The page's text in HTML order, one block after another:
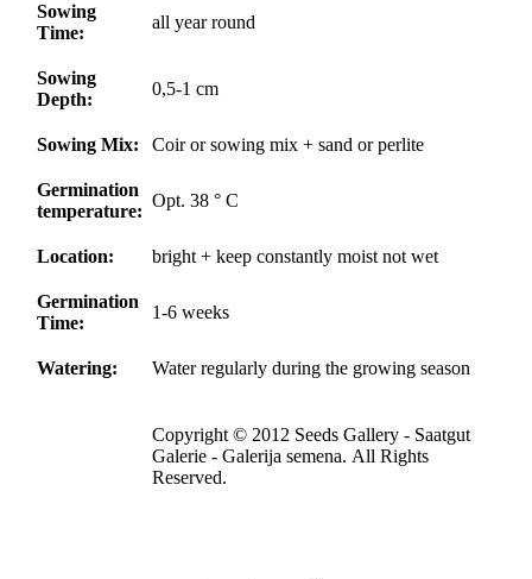
Sowing
Time:
all year round
Sowing
Depth:
0,5-1 cm
Sowing Mix: Coir or sowing mix + sand or perlite
Germination
temperature:
Opt. 38 ° C
Location: bright + keep constantly moist not wet
Germination
Time:
1-6 weeks
Watering: Water regularly during the growing season
Copyright © 2012 Seeds Gallery - Saatgut
Galerie - Galerija semena. All Rights
Reserved.